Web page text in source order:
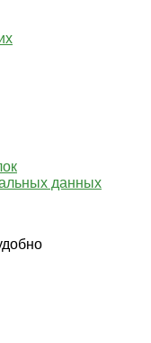
данных